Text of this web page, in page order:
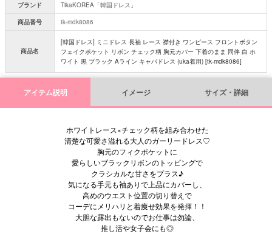
ブランド
TikaKOREA「韓国ドレス」
商品番号
tk-mdk8086
商品名
[韓国ドレス] ミニドレス 長袖 レース 襟付き ワンピース フロントボタン
フェイクポケット リボン チェック柄 胸元カバー 下着のまま 同伴 白 ホ
ワイト 黒 ブラック Aライン キャバドレス (uka着用) [tk-mdk8086]
アイテム説明 イメージ サイズ・詳細
ホワイトレース×チェック柄を組み合わせた
清楚な可愛さ溢れる大人のガーリードレス♡
胸元のフィクポケットに
愛らしいブラックリボンのトッピングで
クラシカルな甘さをプラス♪
気になる手元も袖ありで上品にカバーし、
高めのウエスト位置の切り替えで
コーデにメリハリと着痩せ効果を発揮！！
大胆な露出もないのでお仕事は勿論、
推し活や女子会にも◎